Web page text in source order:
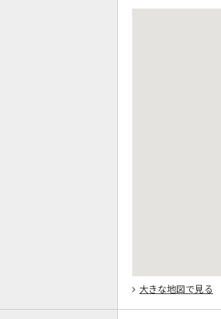
大きな地図で見る